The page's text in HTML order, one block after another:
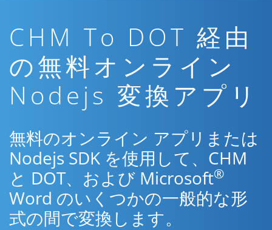
CHM To DOT 経由
の無料オンライン
Nodejs 変換アプリ
無料のオンライン アプリまたは
Nodejs SDK を使用して、CHM
と DOT、および Microsoft®
Word のいくつかの一般的な形
式の間で変換します。